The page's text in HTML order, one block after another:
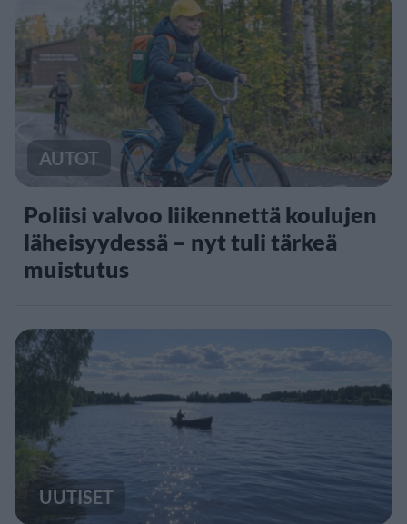
AUTOT
Poliisi valvoo liikennettä koulujen
läheisyydessä – nyt tuli tärkeä
muistutus
UUTISET